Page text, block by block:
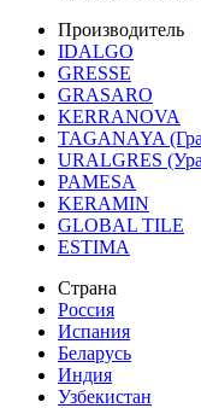
Производитель
IDALGO
GRESSE
GRASARO
KERRANOVA
TAGANAYA
URALGRES
PAMESA
KERAMIN
GLOBAL TILE
ESTIMA
Страна
Россия
Испания
Беларусь
Индия
Узбекистан